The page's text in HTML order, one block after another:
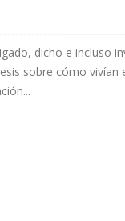
dicho e incluso
sobre cómo vivían